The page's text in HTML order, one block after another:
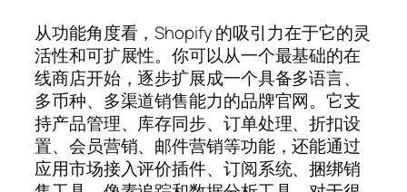
从功能角度看，Shopify 的吸引力在于它的灵
活性和可扩展性。你可以从一个最基础的在
线商店开始，逐步扩展成一个具备多语言、
多币种、多渠道销售能力的品牌官网。它支
持产品管理、库存同步、订单处理、折扣设
置、会员营销、邮件营销等功能，还能通过
应用市场接入评价插件、订阅系统、捆绑销